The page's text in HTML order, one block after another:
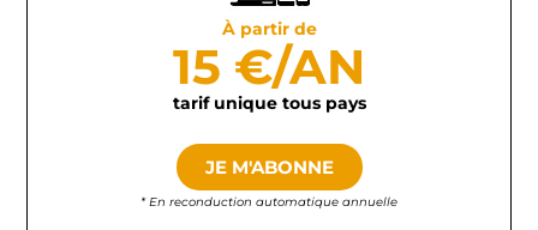
À partir de
15 €/AN
tarif unique tous pays
JE M'ABONNE
* En reconduction automatique annuelle